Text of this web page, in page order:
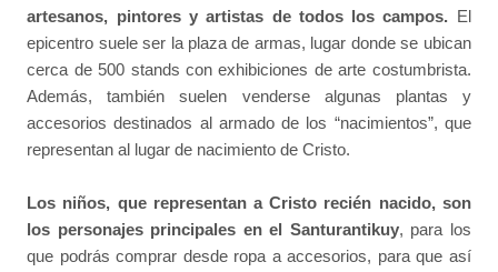
artesanos, pintores y artistas de todos los campos. El
epicentro suele ser la plaza de armas, lugar donde se ubican
cerca de 500 stands con exhibiciones de arte costumbrista.
Además, también suelen venderse algunas plantas y
accesorios destinados al armado de los “nacimientos”, que
representan al lugar de nacimiento de Cristo.
Los niños, que representan a Cristo recién nacido, son
los personajes principales en el Santurantikuy, para los
que podrás comprar desde ropa a accesorios, para que así